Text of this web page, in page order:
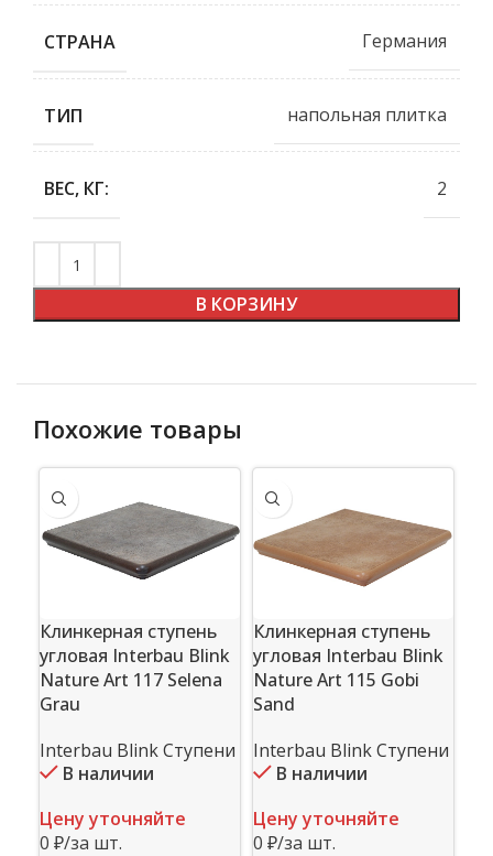
СТРАНА Германия
ТИП напольная плитка
ВЕС, КГ: 2
В КОРЗИНУ
Похожие товары
Клинкерная ступень
угловая Interbau Blink
Nature Art 117 Selena
Grau
Interbau Blink Ступени
В наличии
Цену уточняйте
0 ₽/за шт.
Клинкерная ступень
угловая Interbau Blink
Nature Art 115 Gobi
Sand
Interbau Blink Ступени
В наличии
Цену уточняйте
0 ₽/за шт.